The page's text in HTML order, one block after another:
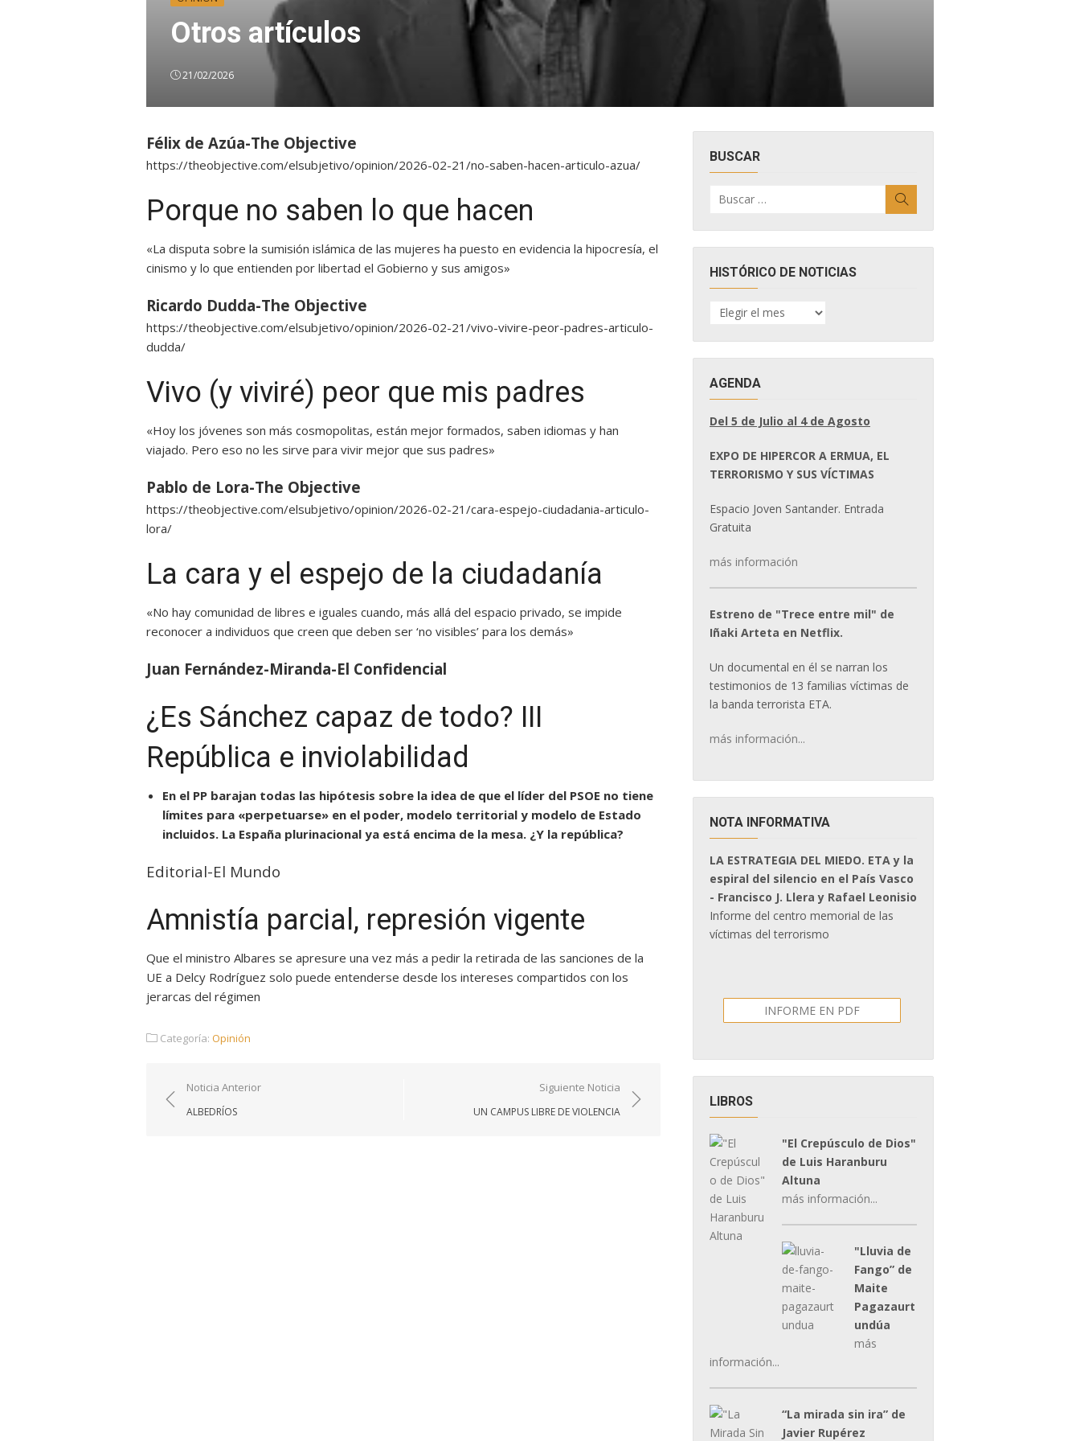
Otros artículos
21/02/2026
Félix de Azúa-The Objective
https://theobjective.com/elsubjetivo/opinion/2026-02-21/no-saben-hacen-articulo-azua/
Porque no saben lo que hacen
«La disputa sobre la sumisión islámica de las mujeres ha puesto en evidencia la hipocresía, el
cinismo y lo que entienden por libertad el Gobierno y sus amigos»
Ricardo Dudda-The Objective
https://theobjective.com/elsubjetivo/opinion/2026-02-21/vivo-vivire-peor-padres-articulo-
dudda/
Vivo (y viviré) peor que mis padres
«Hoy los jóvenes son más cosmopolitas, están mejor formados, saben idiomas y han
viajado. Pero eso no les sirve para vivir mejor que sus padres»
Pablo de Lora-The Objective
https://theobjective.com/elsubjetivo/opinion/2026-02-21/cara-espejo-ciudadania-articulo-
lora/
La cara y el espejo de la ciudadanía
«No hay comunidad de libres e iguales cuando, más allá del espacio privado, se impide
reconocer a individuos que creen que deben ser ‘no visibles’ para los demás»
Juan Fernández-Miranda-El Confidencial
¿Es Sánchez capaz de todo? III
República e inviolabilidad
En el PP barajan todas las hipótesis sobre la idea de que el líder del PSOE no tiene
límites para «perpetuarse» en el poder, modelo territorial y modelo de Estado
incluidos. La España plurinacional ya está encima de la mesa. ¿Y la república?
Editorial-El Mundo
Amnistía parcial, represión vigente
Que el ministro Albares se apresure una vez más a pedir la retirada de las sanciones de la
UE a Delcy Rodríguez solo puede entenderse desde los intereses compartidos con los
jerarcas del régimen
Categoría: Opinión
Navegación
de
Noticia Anterior
ALBEDRÍOS
Siguiente Noticia
UN CAMPUS LIBRE DE VIOLENCIA
BUSCAR
por:
HISTÓRICO DE NOTICIAS
HISTÓRICO
DE
AGENDA
Del 5 de Julio al 4 de Agosto
EXPO DE HIPERCOR A ERMUA, EL
TERRORISMO Y SUS VÍCTIMAS
Espacio Joven Santander. Entrada
Gratuita
más información
Estreno de "Trece entre mil" de
Iñaki Arteta en Netflix.
Un documental en él se narran los
testimonios de 13 familias víctimas de
la banda terrorista ETA.
más información...
NOTA INFORMATIVA
LA ESTRATEGIA DEL MIEDO. ETA y la
espiral del silencio en el País Vasco
- Francisco J. Llera y Rafael Leonisio
Informe del centro memorial de las
víctimas del terrorismo
INFORME EN PDF
LIBROS
"El Crepúsculo de Dios"
de Luis Haranburu
Altuna
más información...
"Lluvia de
Fango” de
Maite
Pagazaurt
undúa
más
información...
“La mirada sin ira” de
Javier Rupérez